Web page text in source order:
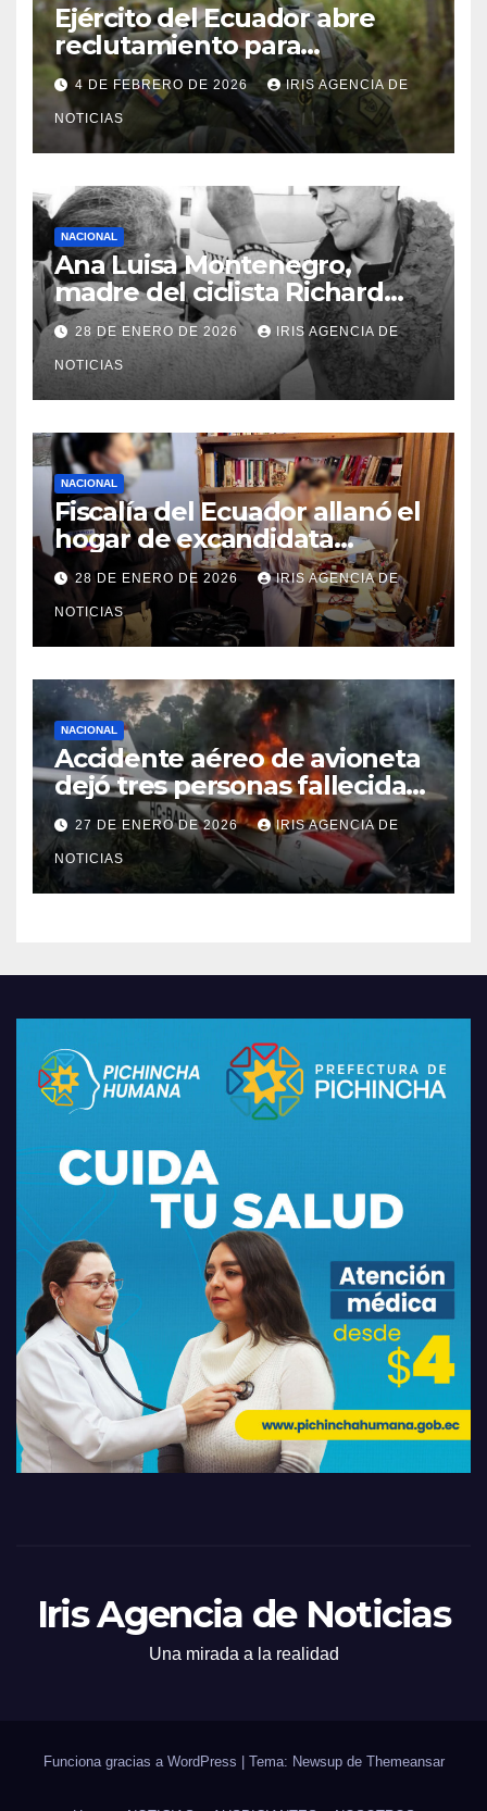
Ejército del Ecuador abre
reclutamiento para
bachilleres a partir de este
viernes 6 de febrero
4 DE FEBRERO DE 2026 IRIS AGENCIA DE
NOTICIAS
NACIONAL
Ana Luisa Montenegro,
madre del ciclista Richard
Carapaz falleció en Tulcán, a
los 73 años
28 DE ENERO DE 2026 IRIS AGENCIA DE
NOTICIAS
NACIONAL
Fiscalía del Ecuador allanó el
hogar de excandidata
presidencial vinculada al caso
Caja Chica
28 DE ENERO DE 2026 IRIS AGENCIA DE
NOTICIAS
NACIONAL
Accidente aéreo de avioneta
dejó tres personas fallecidas
en provincia de Morona
Santiago
27 DE ENERO DE 2026 IRIS AGENCIA DE
NOTICIAS
Iris Agencia de Noticias
Una mirada a la realidad
Funciona gracias a WordPress Tema: Newsup de Themeansar